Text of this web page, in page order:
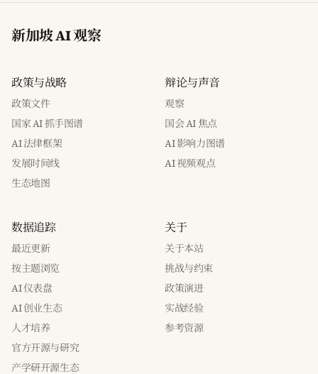
新加坡 AI 观察
政策与战略
政策文件
国家 AI 抓手图谱
AI 法律框架
发展时间线
生态地图
辩论与声音
观察
国会 AI 焦点
AI 影响力图谱
AI 视频观点
数据追踪
最近更新
按主题浏览
AI 仪表盘
AI 创业生态
人才培养
官方开源与研究
产学研开源生态
关于
关于本站
挑战与约束
政策演进
实战经验
参考资源